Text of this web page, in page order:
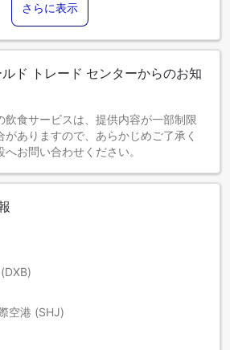
さらに表示
ド トレード センターからのお知
飲食サービスは、提供内容が一部制限
がありますので、あらかじめご了承く
お問い合わせください。
空港 (SHJ)